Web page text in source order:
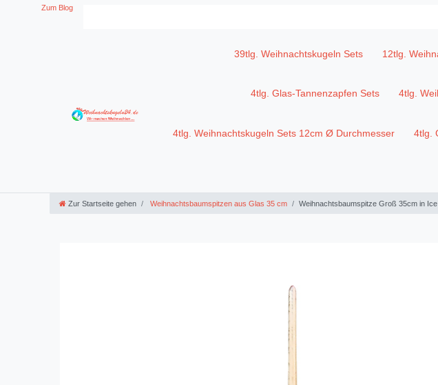
Zum Blog
39tlg. Weihnachtskugeln Sets 12tlg.
4tlg. Glas-Tannenzapfen Sets 4tlg.
4tlg. Weihnachtskugeln Sets 12cm Ø Durchmesser 4tlg.
Zur Startseite gehen Weihnachtsbaumspitzen aus Glas 35 cm Weihnachtsbaumspitze Groß 35cm in